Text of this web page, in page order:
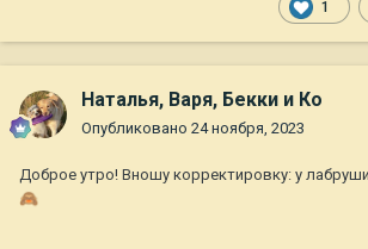
1
Наталья, Варя, Бекки и Ко
Опубликовано 24 ноября, 2023
Доброе утро! Вношу корректировку: у лабруши
🙈